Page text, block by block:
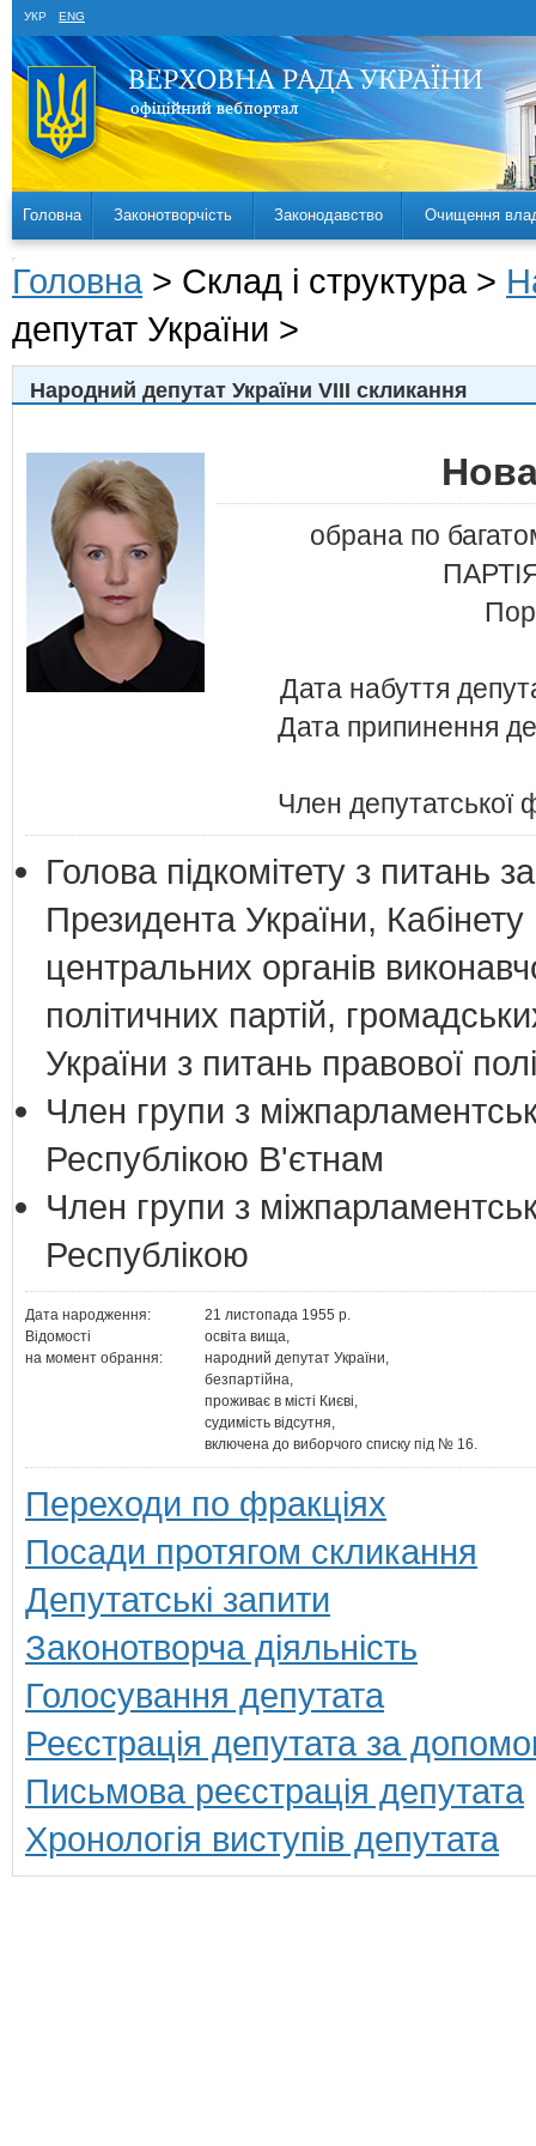
УКР ENG
Головна Законотворчість Законодавство Очищення
Головна > Склад і структура >
депутат України >
Народний депутат України VIII скликання
обрана по
Дата набуття
Дата припинення
Член
Голова підкомітету з питань
Президента України, Кабінету
центральних органів
політичних партій,
України з питань правової
Член групи з
Республікою В'єтнам
Член групи з
Республікою
Дата народження:
21 листопада 1955 р.
Відомості
на момент обрання:
освіта вища,
народний депутат України,
безпартійнa,
проживає в місті Києві,
судимість відсутня,
включена до виборчого списку під № 16.
Переходи по фракціях
Посади протягом скликання
Депутатські запити
Законотворча діяльність
Голосування депутата
Реєстрація депутата за
Письмова реєстрація депутата
Хронологія виступів депутата